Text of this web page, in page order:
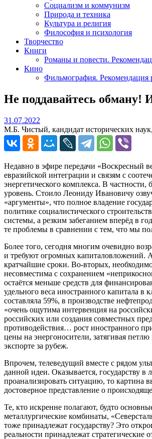
Социализм и коммунизм
Природа и техника
Культура и религия
Философия и психология
Творчество
Книги
Романы и повести.
Кино
Фильмография. Рекомендация
Не поддавайтесь обману!
31.07.2022
М.Б. Чистый, кандидат исторических
Недавно в эфире передачи «Воскресный
евразийской интеграции и связям с
энергетического комплекса. В
уровень. Стоило Леониду Ивановичу
«аргументы», что полное владение
политике социалистического
системы, а резким забеганием вперёд в
те проблемы в сравнении с тем, что мы
Более того, сегодня многим очевидно
и требуют огромных капиталовложений.
кратчайшие сроки. Во-вторых,
несовместима с сохранением
остаётся меньше средств для
удельного веса иностранного капитала
составляла 59%, в производстве
«очень ощутима интервенция на
российских или создания совместных
противодействия… рост иностранного
цены на энергоносители, затягивая
экспорте за рубеж.
Впрочем, телеведущий вместе с рядом
данной идеи. Оказывается, государству
проанализировать ситуацию, то картина
достоверное представление о
Те, кто искренне полагают, будто
металлургические комбинаты,
тоже принадлежат государству? Это
реальности принадлежат стратегические